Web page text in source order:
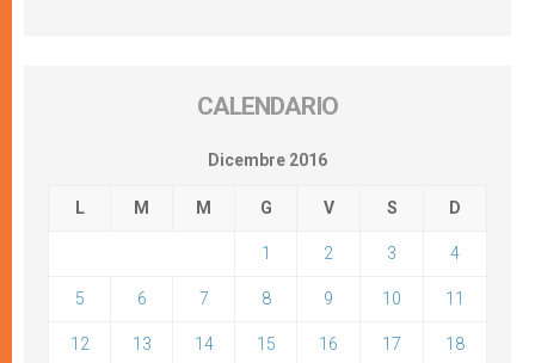
CALENDARIO
Dicembre 2016
L M M G V S D
1 2 3 4
5 6 7 8 9 10 11
12 13 14 15 16 17 18